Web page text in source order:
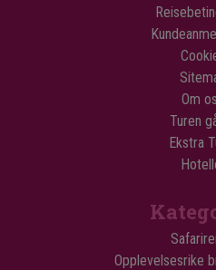
Om
Turen
Ekstra
Opplevelsesrike